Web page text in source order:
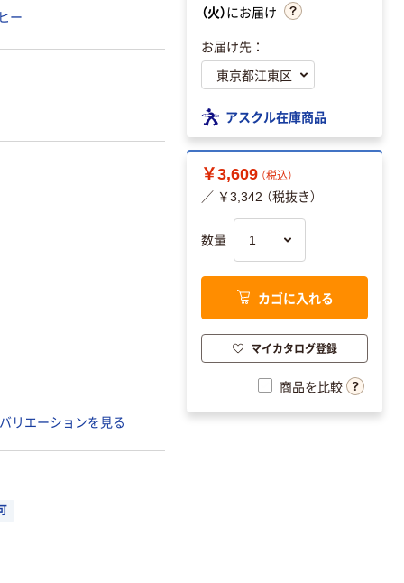
ー
リエーションを見る
（火）にお届け
お届け先：
アスクル在庫商品
￥3,609 （税込）
／ ￥3,342 （税抜き）
数量
カゴに入れる
マイカタログ登録
商品を比較